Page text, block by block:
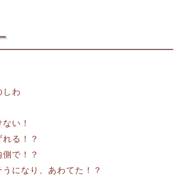
しわ
い！
る！？
で！？
になり、あわてた！？